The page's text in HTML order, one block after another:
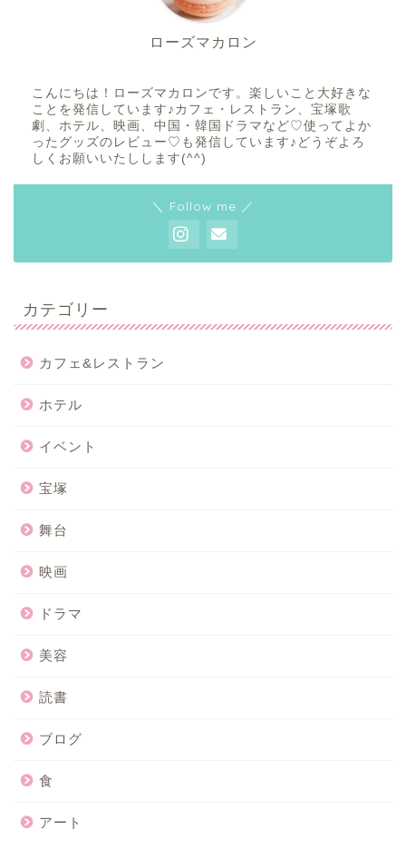
ローズマカロン
こんにちは！ローズマカロンです。楽しいこと大好きな
ことを発信しています♪カフェ・レストラン、宝塚歌
劇、ホテル、映画、中国・韓国ドラマなど♡使ってよか
ったグッズのレビュー♡も発信しています♪どうぞよろ
しくお願いいたしします(^^)
＼ Follow me ／
カテゴリー
カフェ&レストラン
ホテル
イベント
宝塚
舞台
映画
ドラマ
美容
読書
ブログ
食
アート